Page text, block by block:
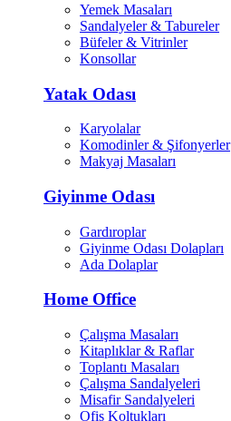
Yemek Masaları
Sandalyeler & Tabureler
Büfeler & Vitrinler
Konsollar
Yatak Odası
Karyolalar
Komodinler & Şifonyerler
Makyaj Masaları
Giyinme Odası
Gardıroplar
Giyinme Odası Dolapları
Ada Dolaplar
Home Office
Çalışma Masaları
Kitaplıklar & Raflar
Toplantı Masaları
Çalışma Sandalyeleri
Misafir Sandalyeleri
Ofis Koltukları